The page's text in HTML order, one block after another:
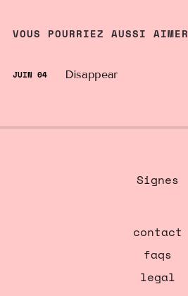
VOUS POURRIEZ AUSSI AIMER
JUIN 04 Disappear
Signes
contact
faqs
legal